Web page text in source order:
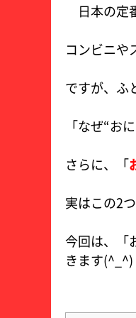
日本の定
コンビニや
ですが、ふ
「なぜ“お
さらに、「
実はこの2
今回は、「
きます(^_^)